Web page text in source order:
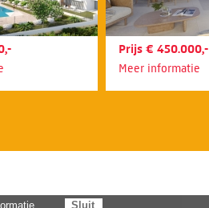
Prijs € 450.000,-
Meer informatie
Sluit